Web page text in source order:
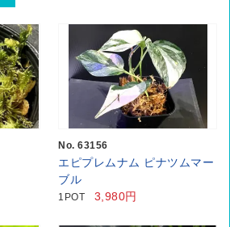
No. 63156
エピプレムナム ピナツムマー
ブル
1POT 3,980円